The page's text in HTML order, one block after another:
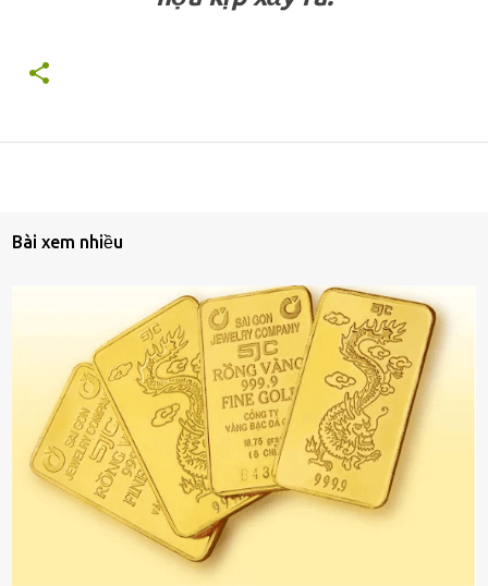
Bài xem nhiều